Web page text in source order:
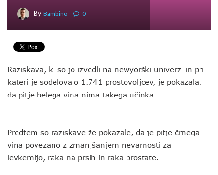
By Bambino 0
Raziskava, ki so jo izvedli na newyorški univerzi in pri
kateri je sodelovalo 1.741 prostovoljcev, je pokazala,
da pitje belega vina nima takega učinka.
Predtem so raziskave že pokazale, da je pitje črnega
vina povezano z zmanjšanjem nevarnosti za
levkemijo, raka na prsih in raka prostate.